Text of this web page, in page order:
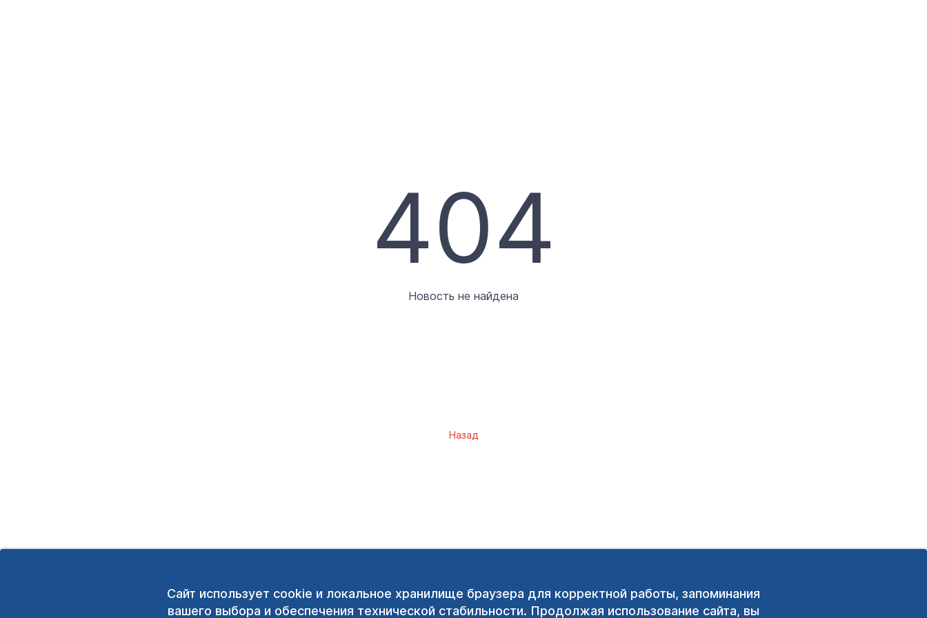
Сайт использует cookie и локальное хранилище браузера для корректной работы, запоминания
вашего выбора и обеспечения технической стабильности. Продолжая использование сайта, вы
404
Новость не найдена
Назад